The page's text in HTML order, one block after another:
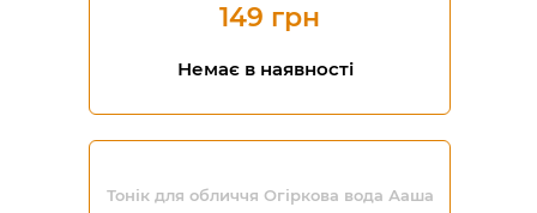
149 грн
Немає в наявності
Тонік для обличчя Огіркова вода Ааша